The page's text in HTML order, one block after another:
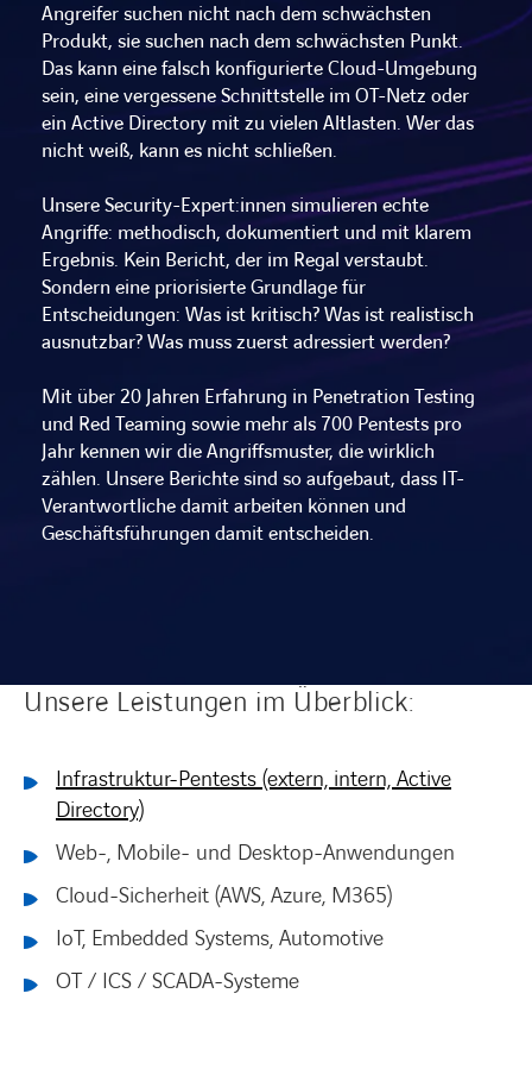
Angreifer suchen nicht nach dem schwächsten
Produkt, sie suchen nach dem schwächsten Punkt.
Das kann eine falsch konfigurierte Cloud-Umgebung
sein, eine vergessene Schnittstelle im OT-Netz oder
ein Active Directory mit zu vielen Altlasten. Wer das
nicht weiß, kann es nicht schließen.
Unsere Security-Expert:innen simulieren echte
Angriffe: methodisch, dokumentiert und mit klarem
Ergebnis. Kein Bericht, der im Regal verstaubt.
Sondern eine priorisierte Grundlage für
Entscheidungen: Was ist kritisch? Was ist realistisch
ausnutzbar? Was muss zuerst adressiert werden?
Mit über 20 Jahren Erfahrung in Penetration Testing
und Red Teaming sowie mehr als 700 Pentests pro
Jahr kennen wir die Angriffsmuster, die wirklich
zählen. Unsere Berichte sind so aufgebaut, dass IT-
Verantwortliche damit arbeiten können und
Geschäftsführungen damit entscheiden.
Unsere Leistungen im Überblick:
Infrastruktur-Pentests (extern, intern, Active
Directory)
Web-, Mobile- und Desktop-Anwendungen
Cloud-Sicherheit (AWS, Azure, M365)
IoT, Embedded Systems, Automotive
OT / ICS / SCADA-Systeme